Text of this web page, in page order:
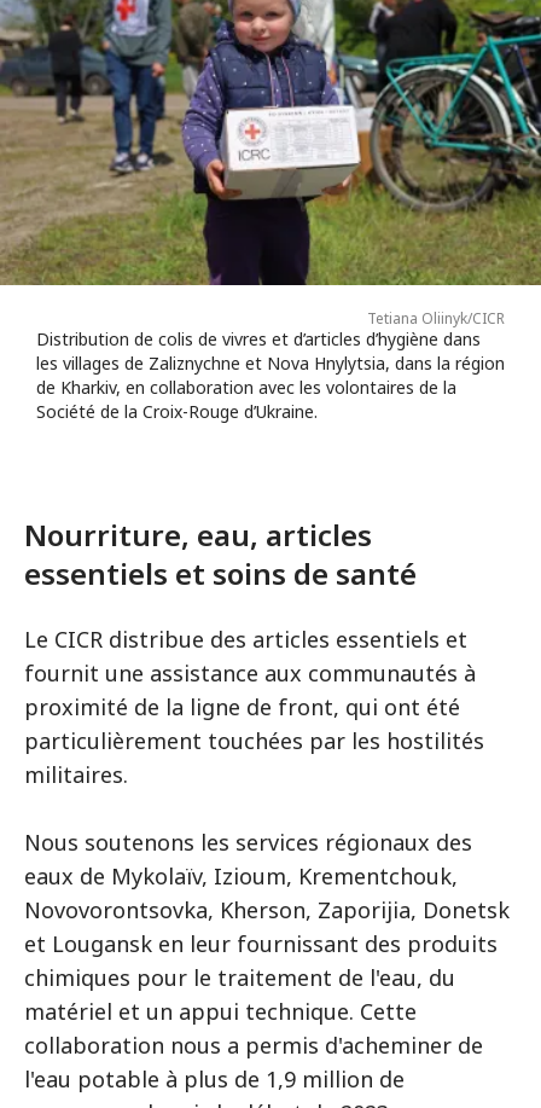
Tetiana Oliinyk/CICR
Distribution de colis de vivres et d’articles d’hygiène dans
les villages de Zaliznychne et Nova Hnylytsia, dans la région
de Kharkiv, en collaboration avec les volontaires de la
Société de la Croix-Rouge d’Ukraine.
Nourriture, eau, articles
essentiels et soins de santé
Le CICR distribue des articles essentiels et
fournit une assistance aux communautés à
proximité de la ligne de front, qui ont été
particulièrement touchées par les hostilités
militaires.
Nous soutenons les services régionaux des
eaux de Mykolaïv, Izioum, Krementchouk,
Novovorontsovka, Kherson, Zaporijia, Donetsk
et Lougansk en leur fournissant des produits
chimiques pour le traitement de l'eau, du
matériel et un appui technique. Cette
collaboration nous a permis d'acheminer de
l'eau potable à plus de 1,9 million de